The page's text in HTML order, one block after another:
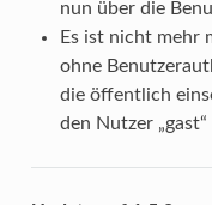
nun über die
Es ist nicht mehr
ohne
die öffentlich
den Nutzer